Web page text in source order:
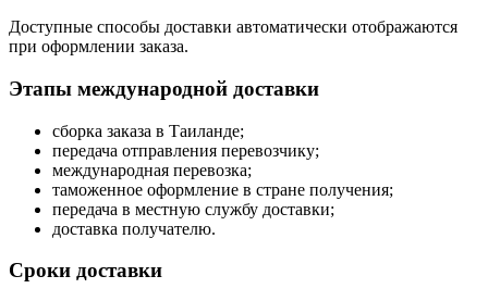
Доступные способы доставки автоматически отображаются
при оформлении заказа.
Этапы международной доставки
сборка заказа в Таиланде;
передача отправления перевозчику;
международная перевозка;
таможенное оформление в стране получения;
передача в местную службу доставки;
доставка получателю.
Сроки доставки